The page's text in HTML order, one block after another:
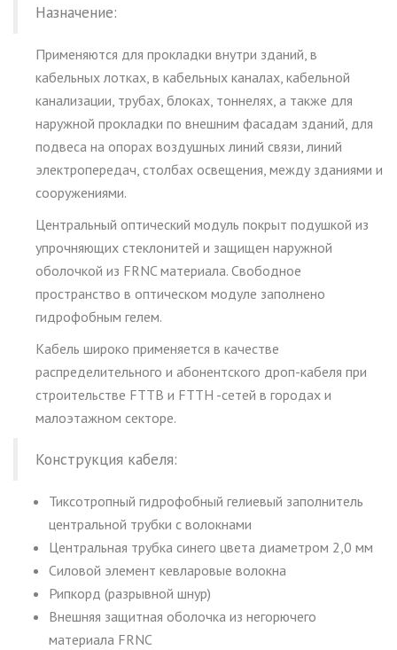
Назначение:
Применяются для прокладки внутри зданий, в
кабельных лотках, в кабельных каналах, кабельной
канализации, трубах, блоках, тоннелях, а также для
наружной прокладки по внешним фасадам зданий, для
подвеса на опорах воздушных линий связи, линий
электропередач, столбах освещения, между зданиями и
сооружениями.
Центральный оптический модуль покрыт подушкой из
упрочняющих стеклонитей и защищен наружной
оболочкой из FRNC материала. Свободное
пространство в оптическом модуле заполнено
гидрофобным гелем.
Кабель широко применяется в качестве
распределительного и абонентского дроп-кабеля при
строительстве FTTB и FTTН -сетей в городах и
малоэтажном секторе.
Конструкция кабеля:
Тиксотропный гидрофобный гелиевый заполнитель
центральной трубки с волокнами
Центральная трубка синего цвета диаметром 2,0 мм
Силовой элемент кевларовые волокна
Рипкорд (разрывной шнур)
Внешняя защитная оболочка из негорючего
материала FRNC